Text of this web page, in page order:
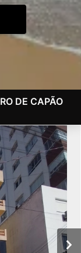
DE CAPÃO